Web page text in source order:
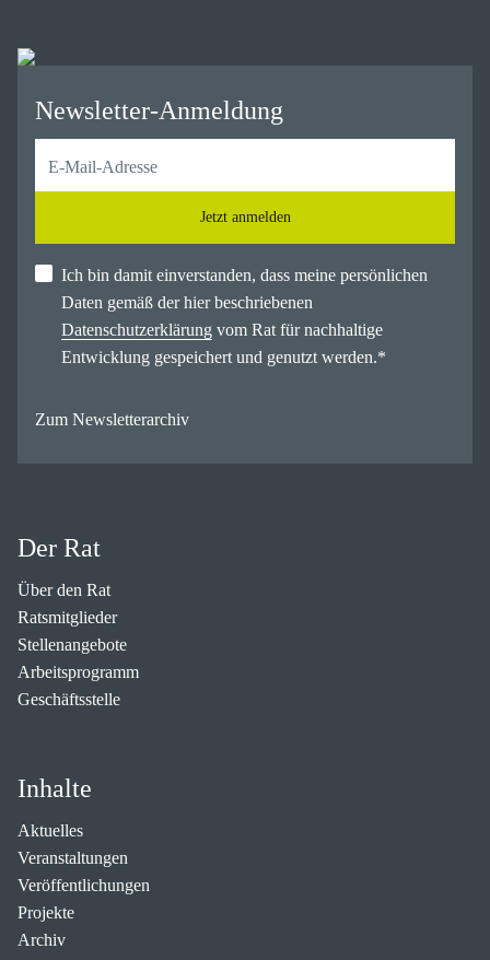
Newsletter-Anmeldung
Jetzt anmelden
Ich bin damit einverstanden, dass meine persönlichen
Daten gemäß der hier beschriebenen
Datenschutzerklärung vom Rat für nachhaltige
Entwicklung gespeichert und genutzt werden.*
Zum Newsletterarchiv
Der Rat
Über den Rat
Ratsmitglieder
Stellenangebote
Arbeitsprogramm
Geschäftsstelle
Inhalte
Aktuelles
Veranstaltungen
Veröffentlichungen
Projekte
Archiv